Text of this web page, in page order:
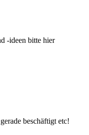
-ideen bitte hier
beschäftigt etc!